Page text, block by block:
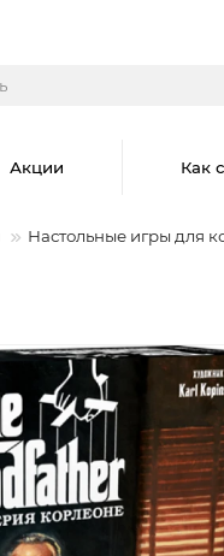
Акции Как
Настольные игры для